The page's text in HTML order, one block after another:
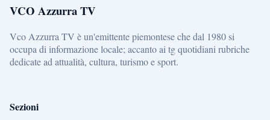
VCO Azzurra TV
Vco Azzurra TV è un'emittente piemontese che dal 1980 si
occupa di informazione locale; accanto ai tg quotidiani rubriche
dedicate ad attualità, cultura, turismo e sport.
Sezioni